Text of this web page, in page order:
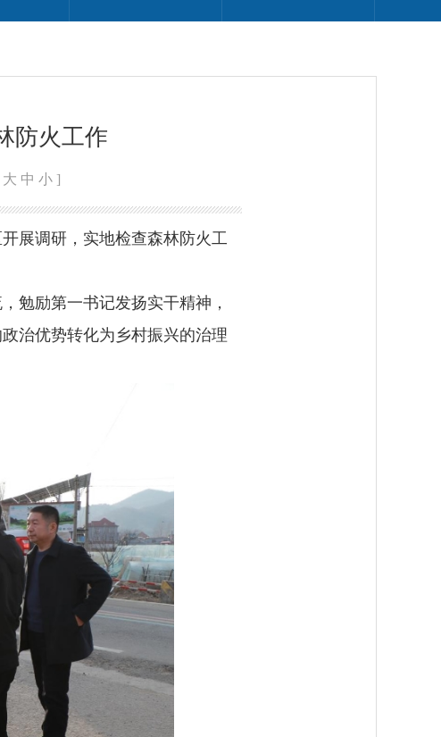
防火工作
大 中 小 ]
展调研，实地检查森林防火工
勉励第一书记发扬实干精神，
治优势转化为乡村振兴的治理